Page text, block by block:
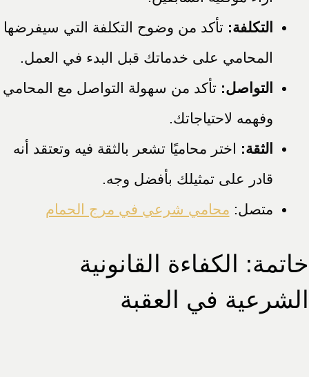
التكلفة: تأكد من وضوح التكلفة التي سيفرضها
المحامي على خدماتك قبل البدء في العمل.
التواصل: تأكد من سهولة التواصل مع المحامي
وفهمه لاحتياجاتك.
الثقة:
اختر محاميًا تشعر بالثقة فيه وتعتقد أنه
قادر على تمثيلك بأفضل وجه.
متصل: محامي شرعي في مرج الحمام
خاتمة: الكفاءة القانونية
الشرعية في العقبة